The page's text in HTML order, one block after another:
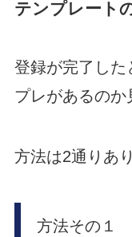
テンプレート
登録が完了した
プレがあるのか
方法は2通りあ
方法その１